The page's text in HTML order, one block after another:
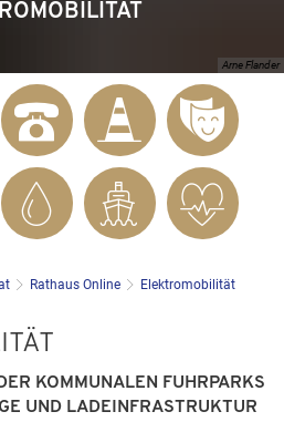
Arne Flander
Rathaus Online Elektromobilität
KOMMUNALEN FUHRPARKS
UND LADEINFRASTRUKTUR